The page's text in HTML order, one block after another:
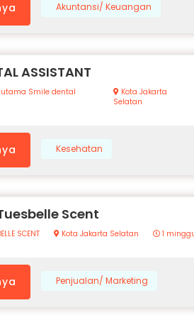
Akuntansi/ Keuangan
ASSISTANT
utama Smile dental
Kota Jakarta
Selatan
Kesehatan
Scent
SCENT Kota Jakarta Selatan 1
Penjualan/ Marketing